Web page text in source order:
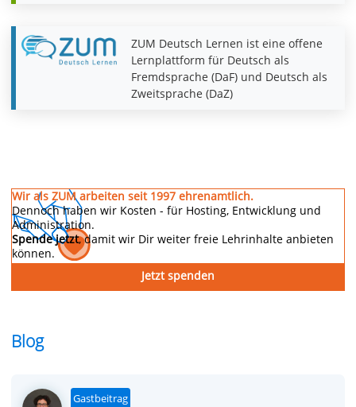
ZUM Deutsch Lernen ist eine offene
Lernplattform für Deutsch als
Fremdsprache (DaF) und Deutsch als
Zweitsprache (DaZ)
Wir als ZUM arbeiten seit 1997 ehrenamtlich.
Dennoch haben wir Kosten - für Hosting, Entwicklung und
Administration.
Spende jetzt, damit wir Dir weiter freie Lehrinhalte anbieten
können.
Jetzt spenden
Blog
Gastbeitrag